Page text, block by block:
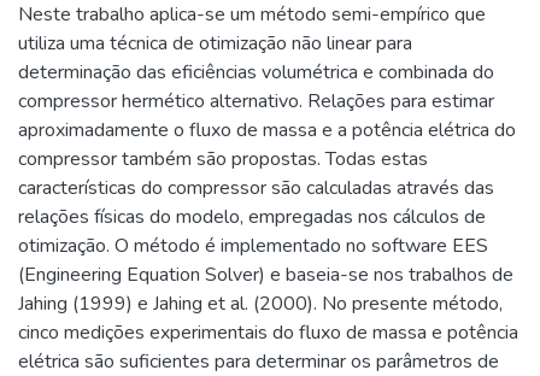
Neste trabalho aplica-se um método semi-empírico que
utiliza uma técnica de otimização não linear para
determinação das eficiências volumétrica e combinada do
compressor hermético alternativo. Relações para estimar
aproximadamente o fluxo de massa e a potência elétrica do
compressor também são propostas. Todas estas
características do compressor são calculadas através das
relações físicas do modelo, empregadas nos cálculos de
otimização. O método é implementado no software EES
(Engineering Equation Solver) e baseia-se nos trabalhos de
Jahing (1999) e Jahing et al. (2000). No presente método,
cinco medições experimentais do fluxo de massa e potência
elétrica são suficientes para determinar os parâmetros de